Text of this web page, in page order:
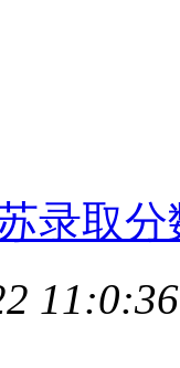
录取分
11:0:36